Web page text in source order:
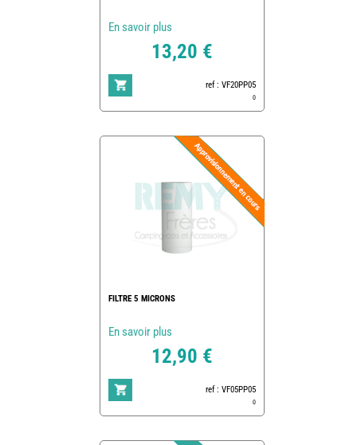
En savoir plus
13,20 €
ref : VF20PP05
0
FILTRE 5 MICRONS
En savoir plus
12,90 €
ref : VF05PP05
0